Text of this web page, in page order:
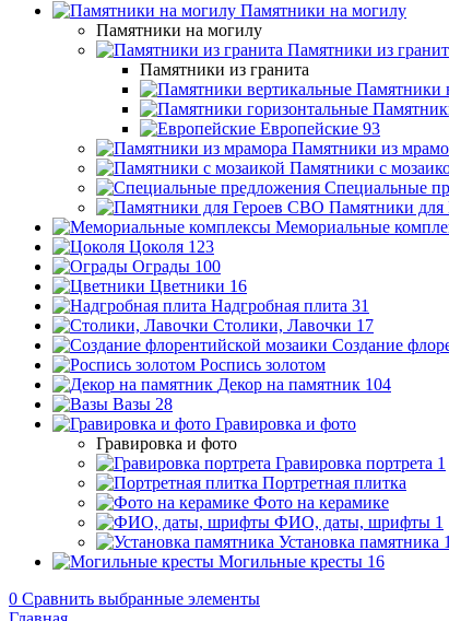
Памятники на могилу
Памятники на могилу
Памятники из
Памятники из гранита
Памятники
Европейские 93
Памятники из
Памятники с
Специальные
Памятники
Мемориальные
Цоколя 123
Ограды 100
Цветники 16
Надгробная плита 31
Столики, Лавочки 17
Создание
Роспись золотом
Декор на памятник 104
Вазы 28
Гравировка и фото
Гравировка и фото
Гравировка портрета 1
Портретная плитка
Фото на керамике
ФИО, даты, шрифты 1
Установка памятника 1
Могильные кресты 16
0 Сравнить выбранные элементы